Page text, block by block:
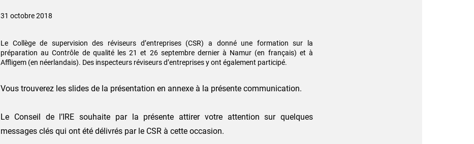
31 octobre 2018
Le Collège de supervision des réviseurs d’entreprises (CSR) a donné une formation sur la
préparation au Contrôle de qualité les 21 et 26 septembre dernier à Namur (en français) et à
Affligem (en néerlandais). Des inspecteurs réviseurs d’entreprises y ont également participé.
Vous trouverez les slides de la présentation en annexe à la présente communication.
Le Conseil de l’IRE souhaite par la présente attirer votre attention sur quelques
messages clés qui ont été délivrés par le CSR à cette occasion.